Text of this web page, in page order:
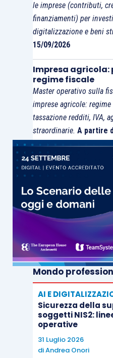
le imprese (contributi,
finanziamenti) per
digitalizzazione e beni
15/09/2026
Impresa
regime fiscale
Master operativo sulla
imprese agricole:
tassazione redditi, IVA,
straordinarie. A partire
Mondo
AI E
Sicurezza della
soggetti NIS2:
operative
31 Luglio 2026
diAndrea Onori